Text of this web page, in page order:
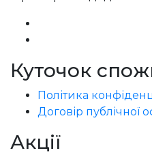
Куточок
Політика
Договір публічної
Акції